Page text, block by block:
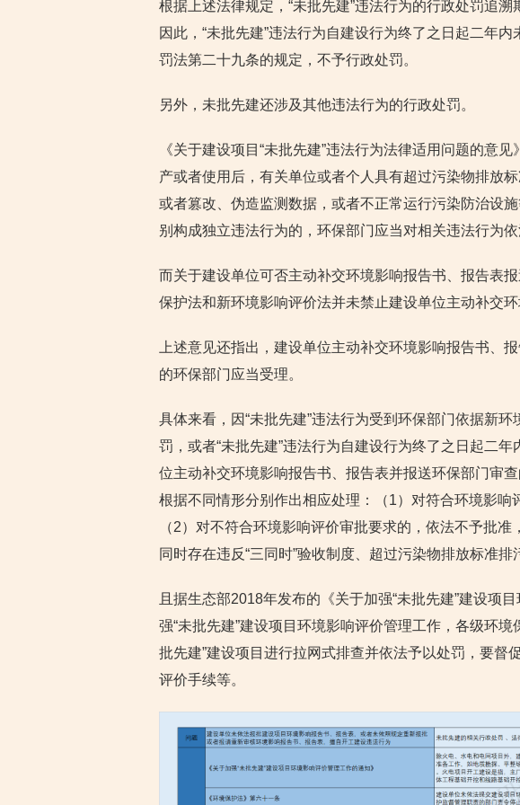
根据上述法律规定，“未批先建”违法行为的行政处罚追溯
因此，“未批先建”违法行为自建设行为终了之日起二年
罚法第二十九条的规定，不予行政处罚。
另外，未批先建还涉及其他违法行为的行政处罚。
《关于建设项目“未批先建”违法行为法律适用问题的意
产或者使用后，有关单位或者个人具有超过污染物排放
或者篡改、伪造监测数据，或者不正常运行污染防治设
别构成独立违法行为的，环保部门应当对相关违法行为依
而关于建设单位可否主动补交环境影响报告书、报告表
保护法和新环境影响评价法并未禁止建设单位主动补交
上述意见还指出，建设单位主动补交环境影响报告书、
的环保部门应当受理。
具体来看，因“未批先建”违法行为受到环保部门依据新
罚，或者“未批先建”违法行为自建设行为终了之日起二
位主动补交环境影响报告书、报告表并报送环保部门审
根据不同情形分别作出相应处理：（1）对符合环境影响
（2）对不符合环境影响评价审批要求的，依法不予批
同时存在违反“三同时”验收制度、超过污染物排放标准排
且据生态部2018年发布的《关于加强“未批先建”建设项
强“未批先建”建设项目环境影响评价管理工作，各级环境
批先建”建设项目进行拉网式排查并依法予以处罚，要督
评价手续等。